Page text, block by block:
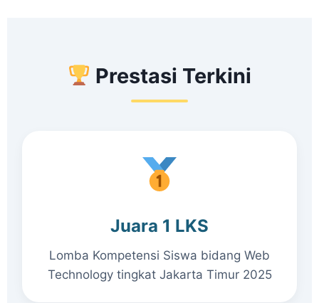
Prestasi Terkini
Juara 1 LKS
Lomba Kompetensi Siswa bidang Web
Technology tingkat Jakarta Timur 2025